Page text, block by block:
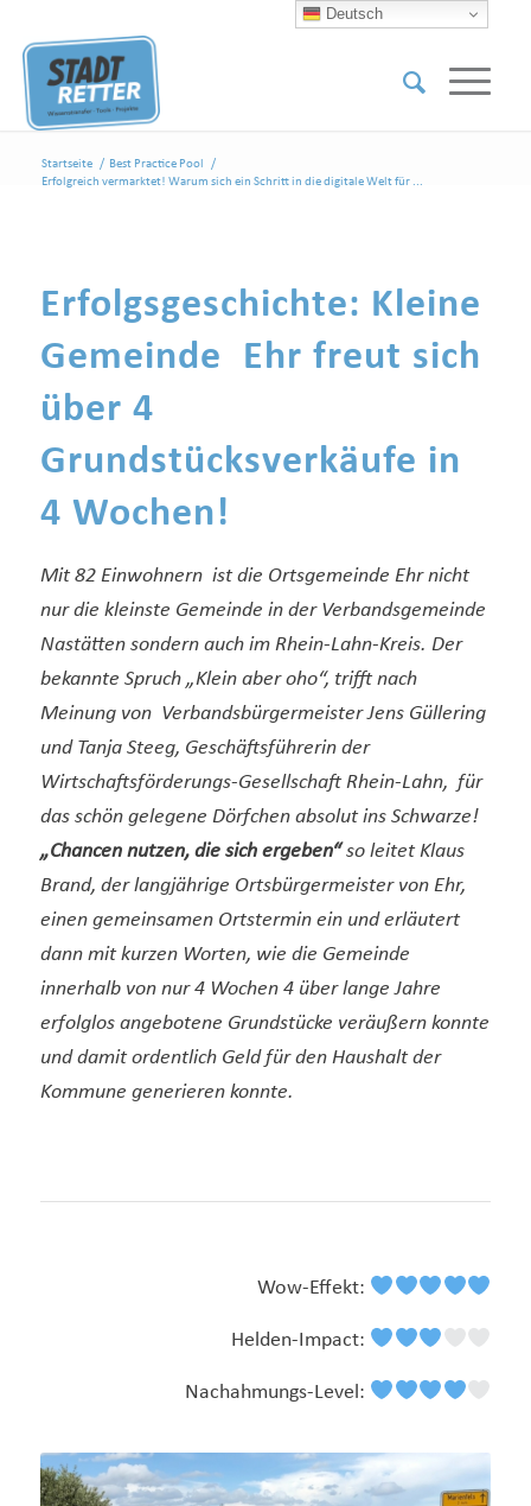
Startseite / Best Practice Pool
/
Erfolgreich vermarktet! Warum sich ein Schritt in die digitale Welt für ...
Erfolgsgeschichte: Kleine
Gemeinde Ehr freut sich
über 4
Grundstücksverkäufe in
4 Wochen!
Mit 82 Einwohnern ist die Ortsgemeinde Ehr nicht
nur die kleinste Gemeinde in der Verbandsgemeinde
Nastätten sondern auch im Rhein-Lahn-Kreis. Der
bekannte Spruch „Klein aber oho“, trifft nach
Meinung von Verbandsbürgermeister Jens Güllering
und Tanja Steeg, Geschäftsführerin der
Wirtschaftsförderungs-Gesellschaft Rhein-Lahn, für
das schön gelegene Dörfchen absolut ins Schwarze!
„Chancen nutzen, die sich ergeben“so leitet Klaus
Brand, der langjährige Ortsbürgermeister von Ehr,
einen gemeinsamen Ortstermin ein und erläutert
dann mit kurzen Worten, wie die Gemeinde
innerhalb von nur 4 Wochen 4 über lange Jahre
erfolglos angebotene Grundstücke veräußern konnte
und damit ordentlich Geld für den Haushalt der
Kommune generieren konnte.
Wow-Effekt:
Helden-Impact:
Nachahmungs-Level:
Deutsch